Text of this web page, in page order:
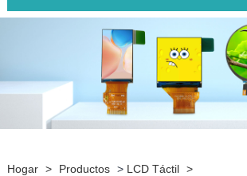
Hogar > Productos > LCD Táctil >